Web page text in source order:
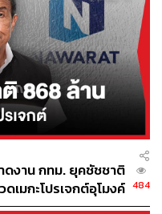
าสตร์ ก็ทำให้เราเรียน
าศาสตร์ก็ดีขึ้น ทำให้เรา
ร์ เรียนเรื่องอะไรที่เรา
าสตร์ส่วนใหญ่ก็จะไป
ะกอบ ช่างรื้อ ก็คิดว่า
อนก็รื้อ แต่ประกอบกลับ
ดงาน กทม. ยุคชัชชาติ
เมกะโปรเจกต์อุโมงค์ 484